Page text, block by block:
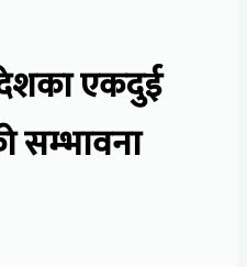
एकदुई
सम्भावना